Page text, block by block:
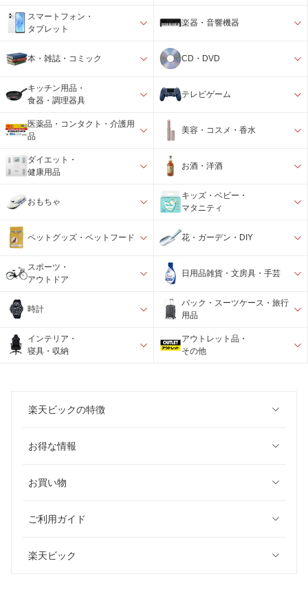
スマートフォン・
タブレット
楽器・音響機器
本・雑誌・コミック CD・DVD
キッチン用品・
食器・調理器具
テレビゲーム
医薬品・コンタクト・介護用
品
美容・コスメ・香水
ダイエット・
健康用品
お酒・洋酒
おもちゃ
キッズ・ベビー・
マタニティ
ペットグッズ・ペットフード 花・ガーデン・DIY
スポーツ・
アウトドア
日用品雑貨・文房具・手芸
時計
バック・スーツケース・旅行
用品
インテリア・
寝具・収納
アウトレット品・
その他
楽天ビックの特徴
お得な情報
お買い物
ご利用ガイド
楽天ビック